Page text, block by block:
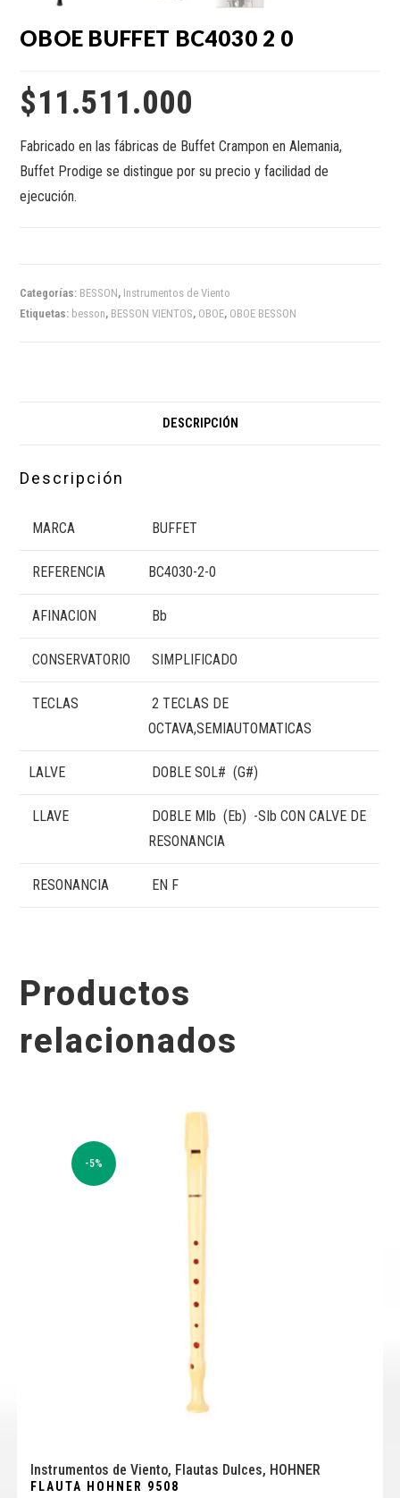
OBOE BUFFET BC4030 2 0
$11.511.000
Fabricado en las fábricas de Buffet Crampon en Alemania,
Buffet Prodige se distingue por su precio y facilidad de
ejecución.
Categorías: BESSON, Instrumentos de Viento
Etiquetas: besson, BESSON VIENTOS, OBOE, OBOE BESSON
DESCRIPCIÓN
Descripción
MARCA BUFFET
REFERENCIA BC4030-2-0
AFINACION Bb
CONSERVATORIO SIMPLIFICADO
TECLAS
2 TECLAS DE
OCTAVA,SEMIAUTOMATICAS
LALVE DOBLE SOL# (G#)
LLAVE
DOBLE MIb (Eb) -SIb CON CALVE DE
RESONANCIA
RESONANCIA EN F
Productos
relacionados
-5%
Instrumentos de Viento, Flautas Dulces, HOHNER
FLAUTA HOHNER 9508